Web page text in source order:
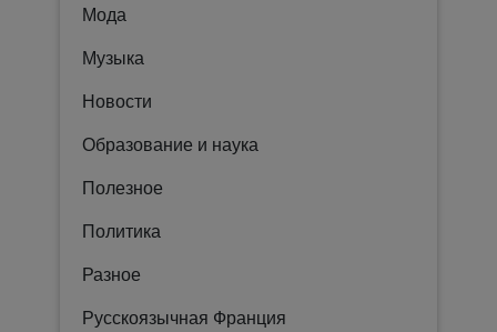
Мода
Музыка
Новости
Образование и наука
Полезное
Политика
Разное
Русскоязычная Франция